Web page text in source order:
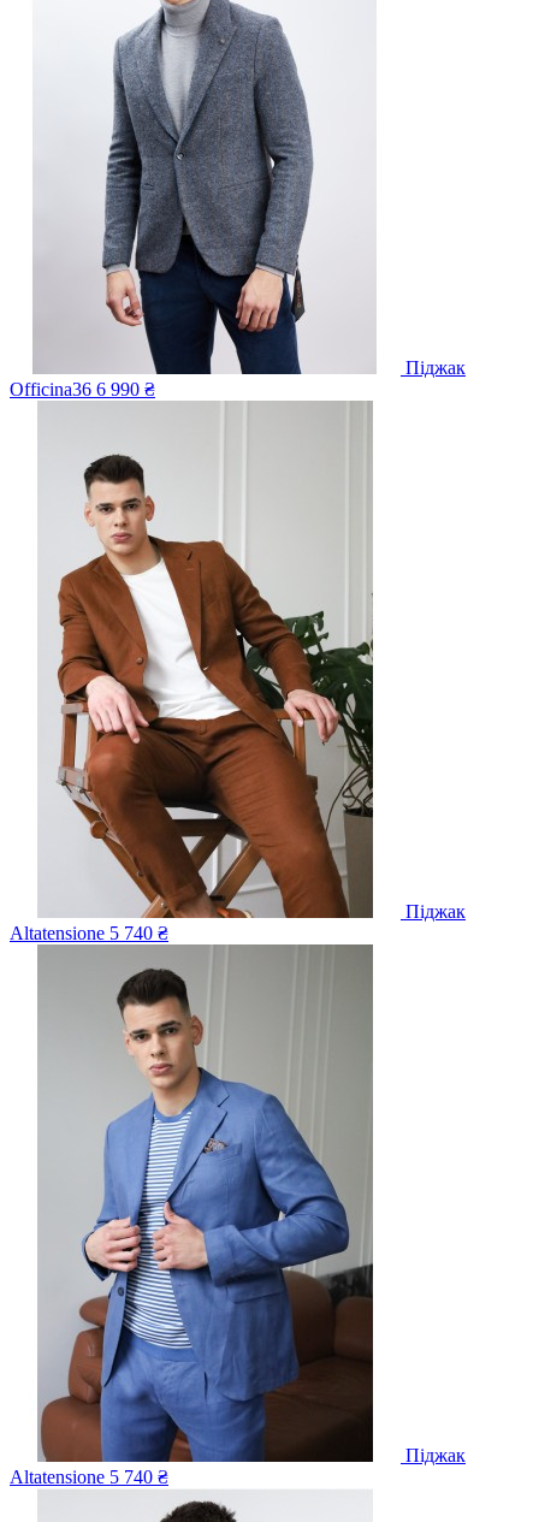
Піджак
Officina36 6 990 ₴
Піджак
Altatensione 5 740 ₴
Піджак
Altatensione 5 740 ₴